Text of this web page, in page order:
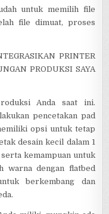
untuk memilih file
file dimuat, proses
PRINTER
PRODUKSI SAYA
Anda saat ini.
pencetakan pad
opsi untuk tetap
desain kecil dalam 1
kemampuan untuk
warna dengan flatbed
berkembang dan